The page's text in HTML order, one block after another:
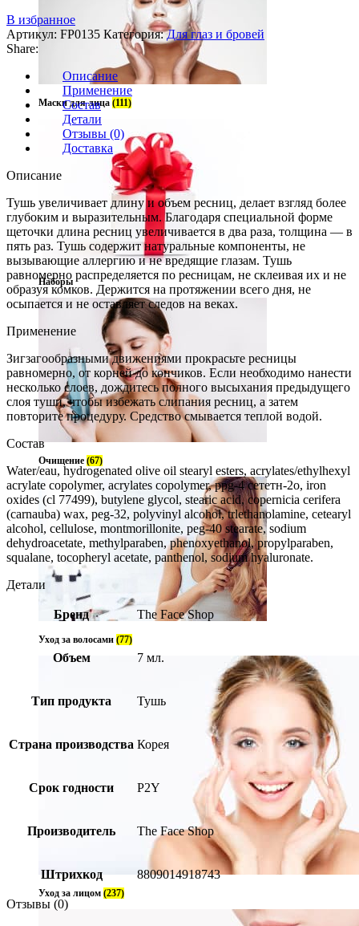
Маски для лица (111)
Наборы
Очищение (67)
Уход за волосами (77)
Уход за лицом (237)
В избранное
Артикул: FP0135 Категория: Для глаз и бровей
Share:
Описание
Применение
Состав
Детали
Отзывы (0)
Доставка
Описание
Тушь увеличивает длину и объем ресниц, делает взгляд более
глубоким и выразительным. Благодаря специальной форме
щеточки длина ресниц увеличивается в два раза, толщина — в
пять раз. Тушь содержит натуральные компоненты, не
вызывающие аллергию и не вредящие глазам. Тушь
равномерно распределяется по ресницам, не склеивая их и не
образуя комков. Держится на протяжении всего дня, не
осыпается и не оставляет следов на веках.
Применение
Зигзагообразными движениями прокрасьте ресницы
равномерно, от корней до кончиков. Если необходимо нанести
несколько слоев, дождитесь полного высыхания предыдущего
слоя туши, чтобы избежать слипания ресниц, а затем
повторите процедуру. Средство смывается теплой водой.
Состав
Water/eau, hydrogenated olive oil stearyl esters, acrylates/ethylhexyl
acrylate copolymer, acrylates copolymer, ppg-4 сететн-2о, iron
oxides (cl 77499), butylene glycol, stearic acid, copernicia cerifera
(carnauba) wax, peg-32, polyvinyl alcohol, trlethanolamine, cetearyl
alcohol, cellulose, montmorillonite, peg-40 stearate, sodium
dehydroacetate, methylparaben, phenoxyethanol, propylparaben,
squalane, tocopheryl acetate, panthenol, sodium hyaluronate.
Детали
Бренд The Face Shop
Объем 7 мл.
Тип продукта Тушь
Страна производства Корея
Срок годности P2Y
Производитель The Face Shop
Штрихкод 8809014918743
Отзывы (0)